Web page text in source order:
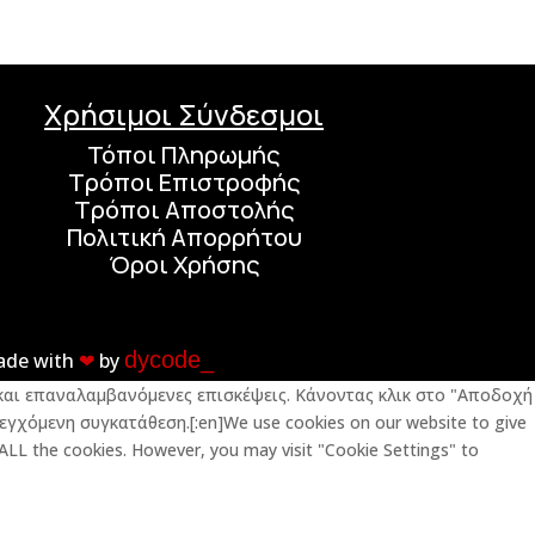
Χρήσιμοι Σύνδεσμοι
Τόποι Πληρωμής
Τρόποι Επιστροφής
Τρόποι Αποστολής
Πολιτική Απορρήτου
Όροι Χρήσης
with ❤︎ bydycode_
επαναλαμβανόμενες επισκέψεις. Κάνοντας κλικ στο "Αποδοχή
συγκατάθεση.[:en]We use cookies on our website to give
the cookies. However, you may visit "Cookie Settings" to